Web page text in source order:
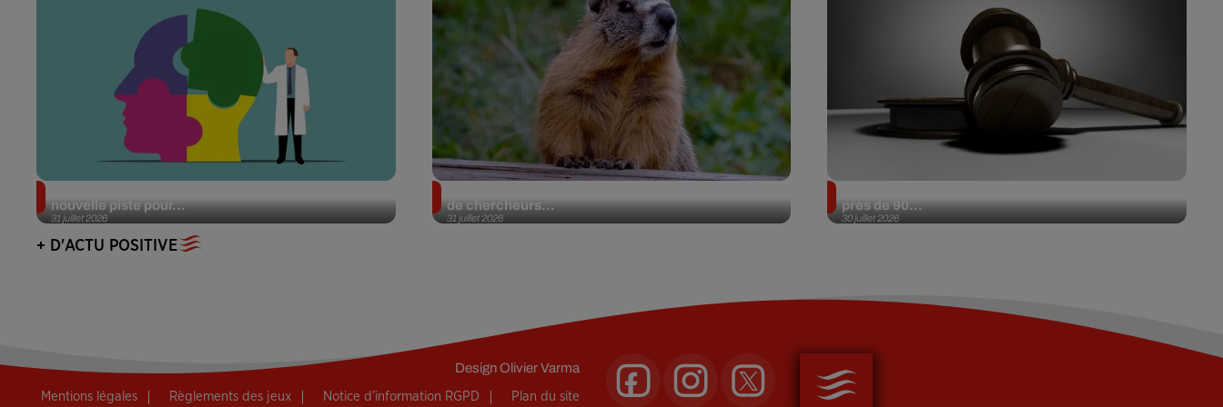
31 juillet 2026
nouvelle piste pour...
31 juillet 2026
de chercheurs...
30 juillet 2026
près de 90...
+ D'ACTU POSITIVE
DesignOlivier Varma
Mentions légales Règlements des jeux Notice d’information RGPD Plan du site